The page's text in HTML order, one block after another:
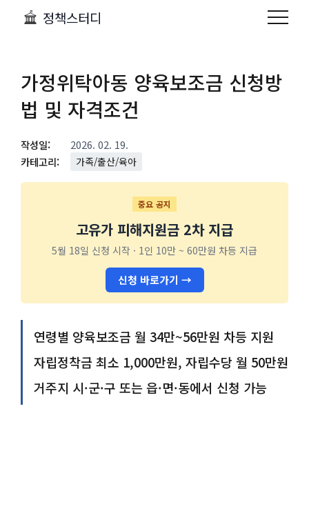
정책스터디
가정위탁아동 양육보조금 신청방
법 및 자격조건
작성일:
2026. 02. 19.
카테고리:
가족/출산/육아
중요 공지
고유가 피해지원금 2차 지급
5월 18일 신청 시작 · 1인 10만 ~ 60만원 차등 지급
신청 바로가기 →
연령별 양육보조금 월 34만~56만원 차등 지원
자립정착금 최소 1,000만원, 자립수당 월 50만원
거주지 시·군·구 또는 읍·면·동에서 신청 가능